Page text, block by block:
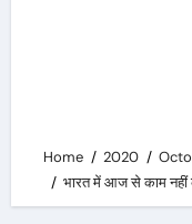
Home 2020
भारत में आज से काम नहीं